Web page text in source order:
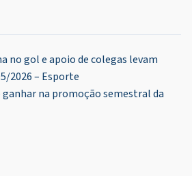
no gol e apoio de colegas levam
2026 – Esporte
ganhar na promoção semestral da